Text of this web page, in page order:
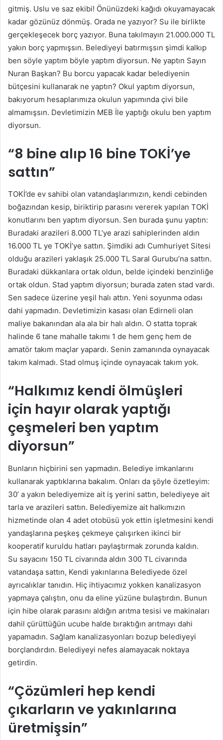
gitmiş. Uslu ve saz ekibi! Önünüzdeki kağıdı okuyamayacak
kadar gözünüz dönmüş. Orada ne yazıyor? Su ile birlikte
gerçekleşecek borç yazıyor. Buna takılmayın 21.000.000 TL
yakın borç yapmışsın. Belediyeyi batırmışsın şimdi kalkıp
ben söyle yaptım böyle yaptım diyorsun. Ne yaptın Sayın
Nuran Başkan? Bu borcu yapacak kadar belediyenin
bütçesini kullanarak ne yaptın? Okul yaptım diyorsun,
bakıyorum hesaplarımıza okulun yapımında çivi bile
almamışsın. Devletimizin MEB İle yaptığı okulu ben yaptım
diyorsun.
“8 bine alıp 16 bine TOKİ’ye
sattın”
TOKİ’de ev sahibi olan vatandaşlarımızın, kendi cebinden
boğazından kesip, biriktirip parasını vererek yapılan TOKİ
konutlarını ben yaptım diyorsun. Sen burada şunu yaptın:
Buradaki arazileri 8.000 TL’ye arazi sahiplerinden aldın
16.000 TL ye TOKİ’ye sattın. Şimdiki adı Cumhuriyet Sitesi
olduğu arazileri yaklaşık 25.000 TL Saral Gurubu’na sattın.
Buradaki dükkanlara ortak oldun, belde içindeki benzinliğe
ortak oldun. Stad yaptım diyorsun; burada zaten stad vardı.
Sen sadece üzerine yeşil halı attın. Yeni soyunma odası
dahi yapmadın. Devletimizin kasası olan Edirneli olan
maliye bakanından ala ala bir halı aldın. O statta toprak
halinde 6 tane mahalle takımı 1 de hem genç hem de
amatör takım maçlar yapardı. Senin zamanında oynayacak
takım kalmadı. Stad olmuş içinde oynayacak takım yok.
“Halkımız kendi ölmüşleri
için hayır olarak yaptığı
çeşmeleri ben yaptım
diyorsun”
Bunların hiçbirini sen yapmadın. Belediye imkanlarını
kullanarak yaptıklarına bakalım. Onları da şöyle özetleyim:
30’ a yakın belediyemize ait iş yerini sattın, belediyeye ait
tarla ve arazileri sattın. Belediyemize ait halkımızın
hizmetinde olan 4 adet otobüsü yok ettin işletmesini kendi
yandaşlarına peşkeş çekmeye çalışırken ikinci bir
kooperatif kuruldu hatları paylaştırmak zorunda kaldın.
Su sayacını 150 TL civarında aldın 300 TL civarında
vatandaşa sattın, Kendi yakınlarına Belediyede özel
ayrıcalıklar tanıdın. Hiç ihtiyacımız yokken kanalizasyon
yapmaya çalıştın, onu da eline yüzüne bulaştırdın. Bunun
için hibe olarak parasını aldığın arıtma tesisi ve makinaları
dahil çürüttüğün ucube halde bıraktığın arıtmayı dahi
yapamadın. Sağlam kanalizasyonları bozup belediyeyi
borçlandırdın. Belediyeyi nefes alamayacak noktaya
getirdin.
“Çözümleri hep kendi
çıkarların ve yakınlarına
üretmişsin”